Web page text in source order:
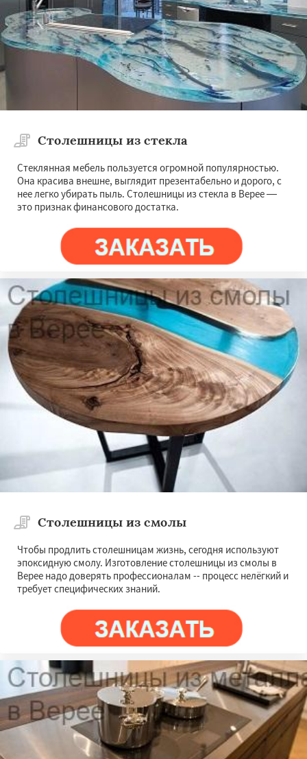
Столешницы из стекла
Стеклянная мебель пользуется огромной популярностью.
Она красива внешне, выглядит презентабельно и дорого, с
нее легко убирать пыль. Столешницы из стекла в Верее —
это признак финансового достатка.
Столешницы из смолы
Чтобы продлить столешницам жизнь, сегодня используют
эпоксидную смолу. Изготовление столешницы из смолы в
Верее надо доверять профессионалам -- процесс нелёгкий и
требует специфических знаний.